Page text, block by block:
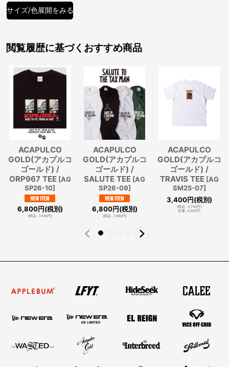
サイズ/色展開をみる
閲覧履歴に基づくおすすめ商品
ACAPULCO
GOLD(アカプルコ
ゴールド) /
ORP967 TEE [AG
SP26-10]
6,800円(税別)
(税込: 7,480円)
ACAPULCO
GOLD(アカプルコ
ゴールド) /
SALUTE TEE [AG
SP26-09]
6,800円(税別)
(税込: 7,480円)
ACAPULCO
GOLD(アカプルコ
ゴールド) /
TRAVIS TEE [AG
SM25-07]
3,400円(税別)
(税込: 3,740円)
定価 : 6,800円